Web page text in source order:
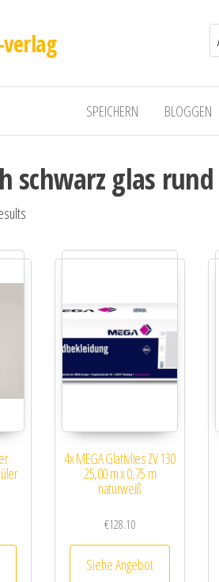
SPEICHERN BLOGGEN
schwarz glas rund
4x MEGA Glattvlies ZV 130
25,00 m x 0,75 m
naturweiß
€128.10
Siehe Angebot